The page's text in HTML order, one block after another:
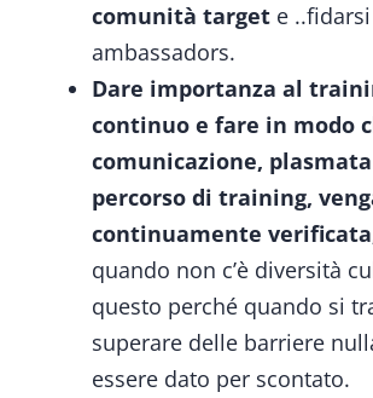
comunità target e
ambassadors.
Dare importanza al
continuo e fare in modo
comunicazione,
percorso di training,
continuamente
quando non c’è diversità
questo perché quando si
superare delle barriere
essere dato per scontato.